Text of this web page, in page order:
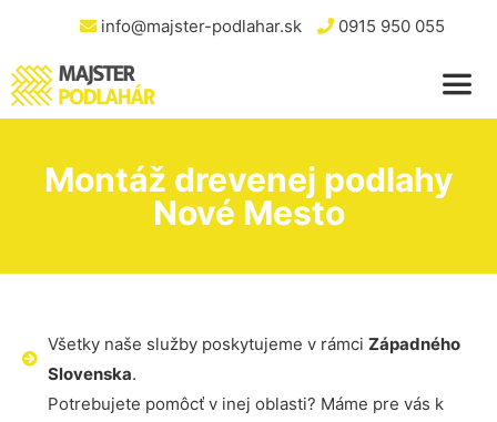
info@majster-podlahar.sk 0915 950 055
Montáž drevenej podlahy
Nové Mesto
Všetky naše služby poskytujeme v rámci Západného
Slovenska.
Potrebujete pomôcť v inej oblasti? Máme pre vás k